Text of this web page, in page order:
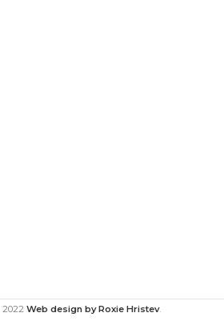
2022 Web design by Roxie Hristev.